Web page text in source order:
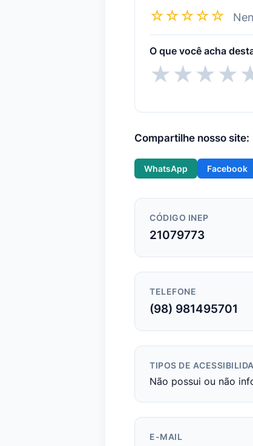
☆☆☆☆☆
O que você acha
★★★★
Compartilhe nosso site:
WhatsApp Facebook
CÓDIGO INEP
21079773
TELEFONE
(98) 981495701
TIPOS DE
Não possui ou não
E-MAIL